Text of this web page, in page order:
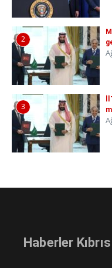
2
3
Haberler Kıbrıs